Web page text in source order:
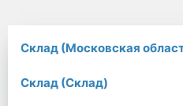
Склад (Московская
Склад (Склад)